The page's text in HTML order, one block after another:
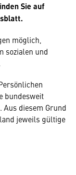
Sie auf
möglich,
sozialen und
bundesweit
diesem Grund
jeweils gültige